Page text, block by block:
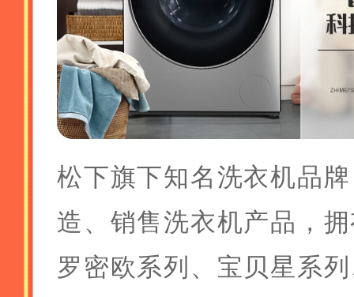
松下旗下知名洗衣机品
造、销售洗衣机产品，
罗密欧系列、宝贝星系